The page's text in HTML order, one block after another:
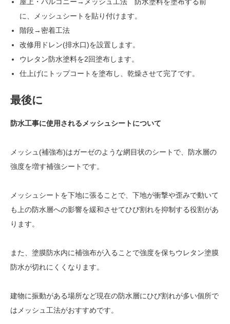
に、メッシュシートを貼り付けます。
階段→密着工法
改修用ドレン(排水口)を設置します。
ウレタン防水塗料を2回塗布します。
仕上げにトップコートを塗布し、乾燥させて完了です。
最後に
防水工事に使用されるメッシュシートについて
メッシュ(補強布)はガーゼのような網目状のシートで、防水層の
強度を増す補強シートです。
メッシュシートを下地に張ることで、下地が衝撃や歪みで動いて
も上の防水層への影響を緩和させてひび割れを抑制する役割があ
ります。
また、塗膜防水内に補強布が入ることで強度を保ちウレタン塗膜
防水が切れにくくなります。
建物に振動がある場所など現在の防水層にひび割れが多い個所で
はメッシュ工法がおすすめです。